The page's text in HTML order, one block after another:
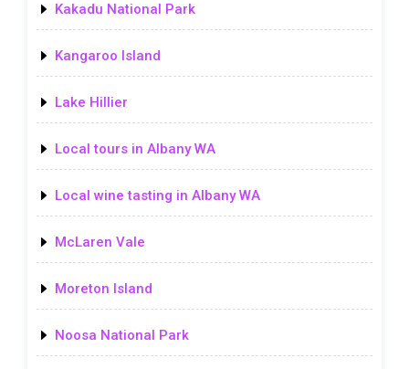
Kakadu National Park
Kangaroo Island
Lake Hillier
Local tours in Albany WA
Local wine tasting in Albany WA
McLaren Vale
Moreton Island
Noosa National Park